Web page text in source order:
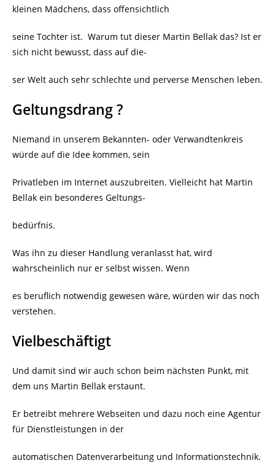
kleinen Mädchens, dass offensichtlich
seine Tochter ist. Warum tut dieser Martin Bellak das? Ist er
sich nicht bewusst, dass auf die-
ser Welt auch sehr schlechte und perverse Menschen leben.
Geltungsdrang ?
Niemand in unserem Bekannten- oder Verwandtenkreis
würde auf die Idee kommen, sein
Privatleben im Internet auszubreiten. Vielleicht hat Martin
Bellak ein besonderes Geltungs-
bedürfnis.
Was ihn zu dieser Handlung veranlasst hat, wird
wahrscheinlich nur er selbst wissen. Wenn
es beruflich notwendig gewesen wäre, würden wir das noch
verstehen.
Vielbeschäftigt
Und damit sind wir auch schon beim nächsten Punkt, mit
dem uns Martin Bellak erstaunt.
Er betreibt mehrere Webseiten und dazu noch eine Agentur
für Dienstleistungen in der
automatischen Datenverarbeitung und Informationstechnik.